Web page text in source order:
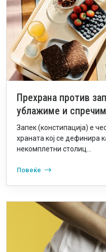
Прехрана против
ублажиме и
Запек (констипација) е
храната кој се дефинира
некомплетни столиц...
Повеќе